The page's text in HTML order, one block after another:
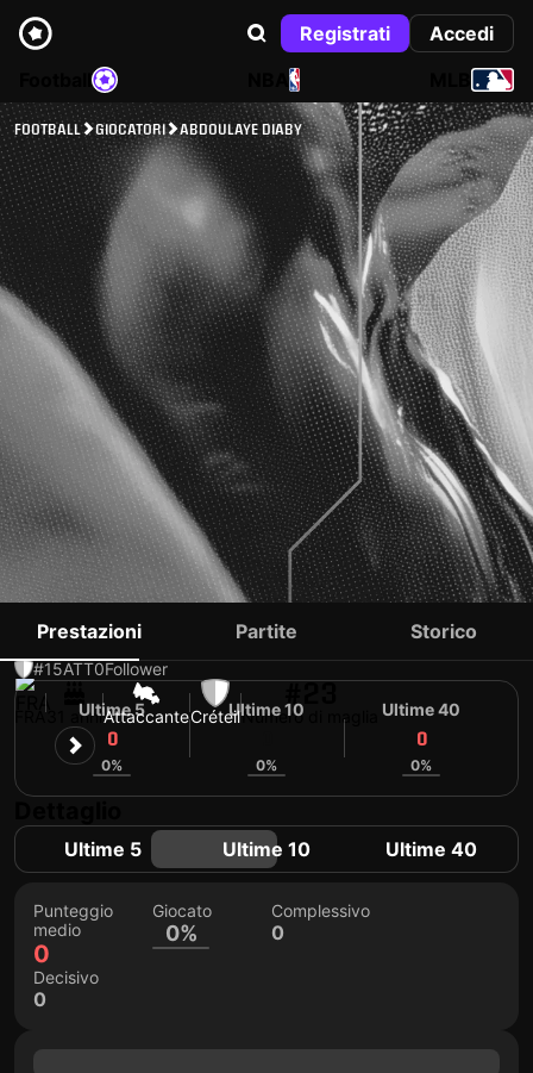
Registrati
Accedi
NBA
FOOTBALL GIOCATORI ABDOULAYE DIABY
ABDOULAYE DIABY
#15ATT0Follower
31 anniAttaccanteCréteilNumero di maglia
Prestazioni Partite Storico
Ultime 5
0
0%
Ultime 10
0%
Ultime 40
0
0%
Ultime 5 Ultime 10 Ultime 40
Punteggio
medio
0
Giocato
0%
Complessivo
0
Decisivo
0